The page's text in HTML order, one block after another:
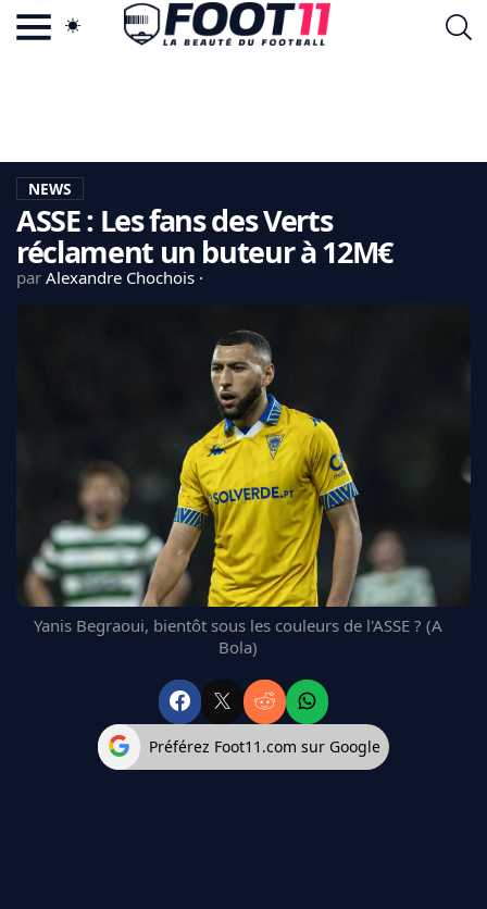
LA CHARTE
VIE PRIVÉE
CGU
CONTACTEZ-NOUS
REAL MADRID
FC BARCELONE
MANCHESTER UNITED
CHELSEA
ARSENAL
BAYERN
L'AVIS DE LA RÉDAC'
NEWS
ASSE : Les fans des Verts
réclament un buteur à 12M€
par Alexandre Chochois
Yanis Begraoui, bientôt sous les couleurs de l'ASSE ? (A
Bola)
Préférez Foot11.com sur Google